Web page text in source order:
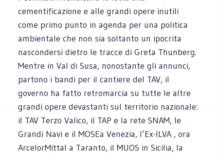
cementificazione e alle grandi opere inutili
come primo punto in agenda per una politica
ambientale che non sia soltanto un ipocrita
nascondersi dietro le tracce di Greta Thunberg.
Mentre in Val di Susa, nonostante gli annunci,
partono i bandi per il cantiere del TAV, il
governo ha fatto retromarcia su tutte le altre
grandi opere devastanti sul territorio nazionale:
il TAV Terzo Valico, il TAP e la rete SNAM, le
Grandi Navi e il MOSEa Venezia, l’Ex-ILVA , ora
ArcelorMittal a Taranto, il MUOS in Sicilia, la